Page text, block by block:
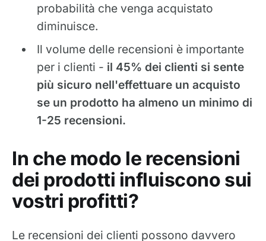
probabilità che venga acquistato
diminuisce.
Il volume delle recensioni è importante
per i clienti - il 45% dei clienti si sente
più sicuro nell'effettuare un acquisto
se un prodotto ha almeno un minimo di
1-25 recensioni.
In che modo le recensioni
dei prodotti influiscono sui
vostri profitti?
Le recensioni dei clienti possono davvero